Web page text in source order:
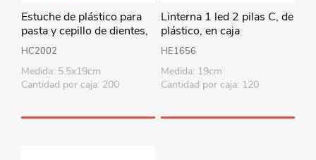
Estuche de plástico para
pasta y cepillo de dientes,
varios colores
HC2002
Medida: 5.5x19cm
Cantidad por caja: 200
Linterna 1 led 2 pilas C, de
plástico, en caja
HE1656
Medida: 19cm
Cantidad por caja: 120